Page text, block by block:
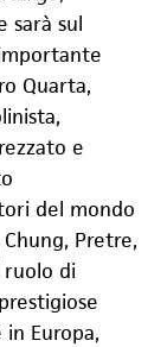
sarà sul
Quarta,
e
del mondo
Pretre,
di
Europa,